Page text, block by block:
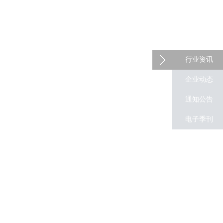
行业资讯
企业动态
通知公告
电子季刊